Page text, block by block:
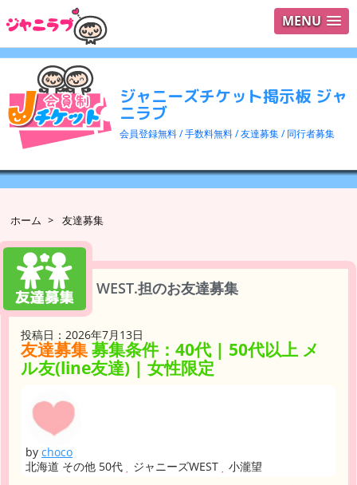
MENU
ジャニーズチケット掲示板 ジャ
ニラブ
会員登録無料 / 手数料無料 / 友達募集 / 同行者募集
ログイ
検索
ホーム > 友達募集
WEST.担のお友達募集
投稿日：2026年7月13日
友達募集募集条件：40代 | 50代以上 メ
ル友(line友達) | 女性限定
by choco
北海道 その他 50代
ジャニーズWEST 小瀧望